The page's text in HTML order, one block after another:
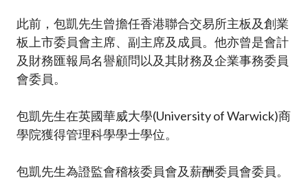
此前，包凱先生曾擔任香港聯合交易所主板及創業
板上市委員會主席、副主席及成員。他亦曾是會計
及財務匯報局名譽顧問以及其財務及企業事務委員
會委員。
包凱先生在英國華威大學(University of Warwick)商
學院獲得管理科學學士學位。
包凱先生為證監會稽核委員會及薪酬委員會委員。